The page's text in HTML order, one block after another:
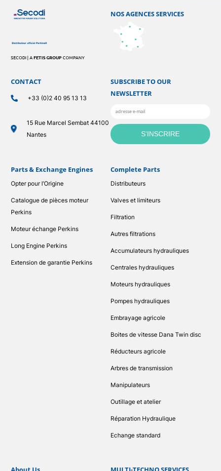
SECODI | AFETIS GROUPCOMPANY
Parts & Exchange Engines
Opter pour l’Origine
Catalogue de pièces moteur
Perkins
Moteur échange Perkins
Long Engine Perkins
Extension de garantie Perkins
CONTACT
+33 (0)2 40 95 13 13
15 Rue Marcel Sembat 44100
Nantes
Complete Parts
Distributeurs
Valves et limiteurs
Filtration
Autres filtrations
Accumulateurs hydrauliques
Centrales hydrauliques
Moteurs hydrauliques
Pompes hydrauliques
Embrayage agricole
Boites de vitesse Dana Twin disc
Réducteurs agricole
Arbres de transmission
Manipulateurs
Outillage et atelier
Réparation Hydraulique
Echange standard
NOS AGENCES SERVICES
SUBSCRIBE TO OUR
NEWSLETTER